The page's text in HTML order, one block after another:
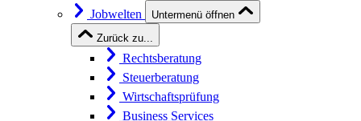
Jobwelten
Untermenü öffnen
Zurück zu...
Rechtsberatung
Steuerberatung
Wirtschaftsprüfung
Business Services